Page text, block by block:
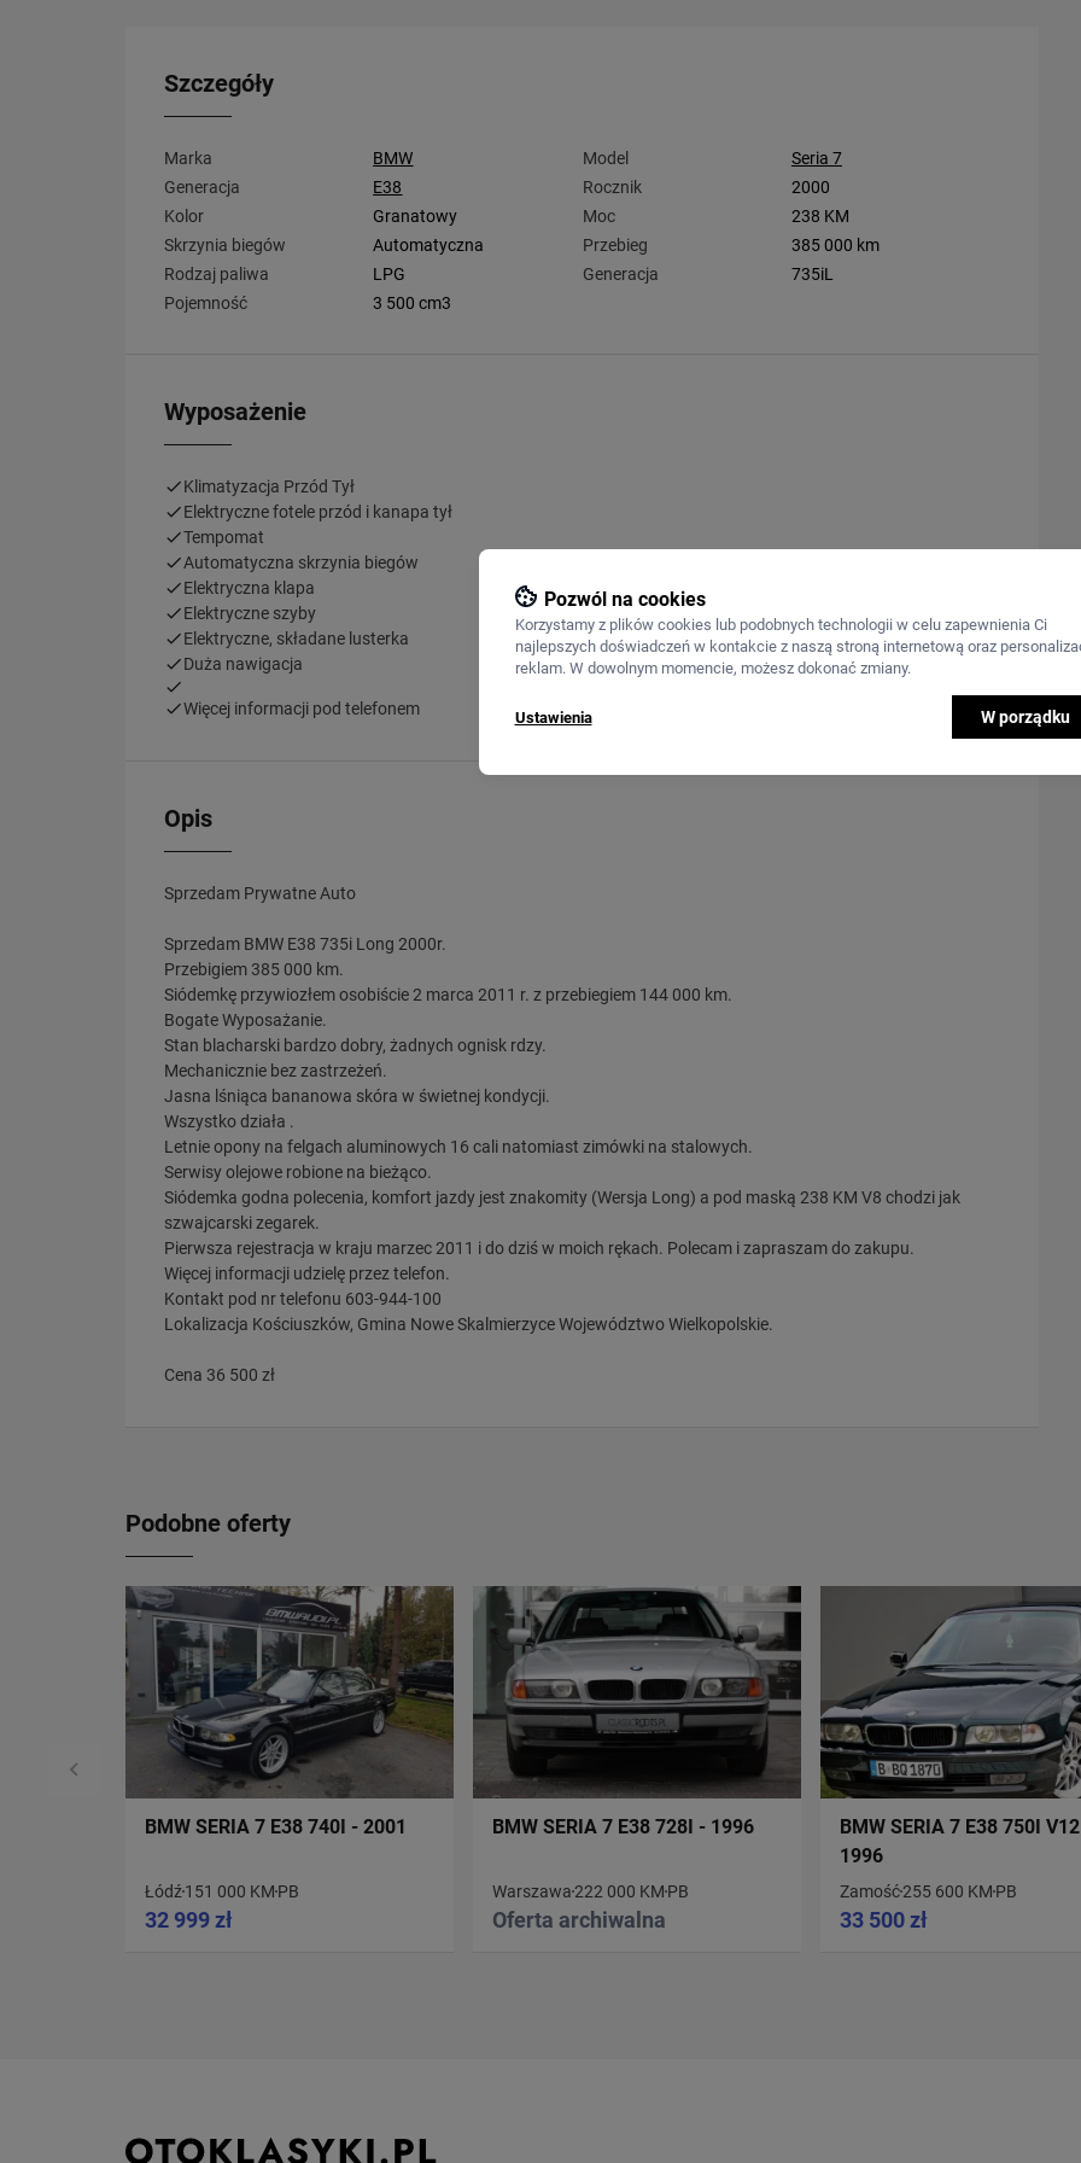
Szczegóły
Marka BMW Model
Seria 7
Generacja
E38 Rocznik
2000
Kolor
Granatowy Moc
238 KM
Skrzynia biegów
Automatyczna Przebieg
385 000 km
Rodzaj paliwa
LPG Generacja
735iL
Pojemność
3 500 cm3
Wyposażenie
Klimatyzacja Przód Tył
Elektryczne fotele przód i kanapa tył
Tempomat
Automatyczna skrzynia biegów
Elektryczna klapa
Elektryczne szyby
Elektryczne, składane lusterka
Duża nawigacja
Więcej informacji pod telefonem
Opis
Sprzedam Prywatne Auto
Sprzedam BMW E38 735i Long 2000r.
Przebigiem 385 000 km.
Siódemkę przywiozłem osobiście 2 marca 2011 r. z przebiegiem 144 000 km.
Bogate Wyposażanie.
Stan blacharski bardzo dobry, żadnych ognisk rdzy.
Mechanicznie bez zastrzeżeń.
Jasna lśniąca bananowa skóra w świetnej kondycji.
Wszystko działa .
Letnie opony na felgach aluminowych 16 cali natomiast zimówki na stalowych.
Serwisy olejowe robione na bieżąco.
Siódemka godna polecenia, komfort jazdy jest znakomity (Wersja Long) a pod maską 238 KM V8 chodzi jak
szwajcarski zegarek.
Pierwsza rejestracja w kraju marzec 2011 i do dziś w moich rękach. Polecam i zapraszam do zakupu.
Więcej informacji udzielę przez telefon.
Kontakt pod nr telefonu 603-944-100
Lokalizacja Kościuszków, Gmina Nowe Skalmierzyce Województwo Wielkopolskie.
Cena 36 500 zł
Podobne oferty
BMW SERIA 7 E38 740I - 2001
Łódź151 000 KM PB
32 999 zł
BMW SERIA 7 E38 728I - 1996
Warszawa222 000 KM PB
Oferta archiwalna
BMW SERIA 7 E38 750I
1996
Zamość255 600 KM PB
33 500 zł
Pozwól na cookies
Korzystamy z plików cookies lub podobnych technologii w celu zapewnienia Ci
najlepszych doświadczeń w kontakcie z naszą stroną internetową oraz
reklam. W dowolnym momencie, możesz dokonać zmiany.
Ustawienia W porządku